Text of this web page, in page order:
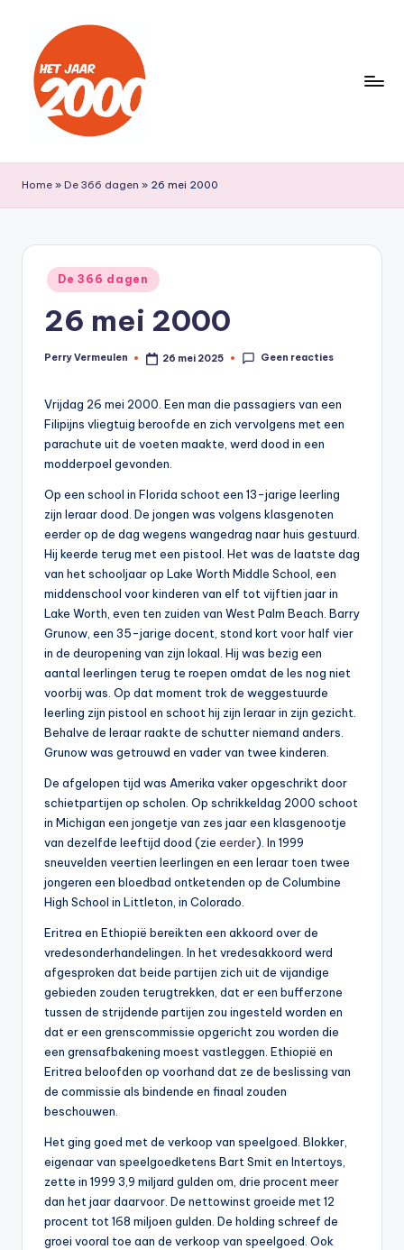
inhoud
e
t
J
0
0
lang
jaar
2000
Home » De 366 dagen » 26 mei 2000
Geplaatst
in
De 366 dagen
26 mei 2000
Geplaatst
Perry Vermeulen 26 mei 2025 Geen reacties
Vrijdag 26 mei 2000. Een man die passagiers van een
Filipijns vliegtuig beroofde en zich vervolgens met een
parachute uit de voeten maakte, werd dood in een
modderpoel gevonden.
Op een school in Florida schoot een 13-jarige leerling
zijn leraar dood. De jongen was volgens klasgenoten
eerder op de dag wegens wangedrag naar huis gestuurd.
Hij keerde terug met een pistool. Het was de laatste dag
van het schooljaar op Lake Worth Middle School, een
middenschool voor kinderen van elf tot vijftien jaar in
Lake Worth, even ten zuiden van West Palm Beach. Barry
Grunow, een 35-jarige docent, stond kort voor half vier
in de deuropening van zijn lokaal. Hij was bezig een
aantal leerlingen terug te roepen omdat de les nog niet
voorbij was. Op dat moment trok de weggestuurde
leerling zijn pistool en schoot hij zijn leraar in zijn gezicht.
Behalve de leraar raakte de schutter niemand anders.
Grunow was getrouwd en vader van twee kinderen.
De afgelopen tijd was Amerika vaker opgeschrikt door
schietpartijen op scholen. Op schrikkeldag 2000 schoot
in Michigan een jongetje van zes jaar een klasgenootje
van dezelfde leeftijd dood (zie eerder). In 1999
sneuvelden veertien leerlingen en een leraar toen twee
jongeren een bloedbad ontketenden op de Columbine
High School in Littleton, in Colorado.
Eritrea en Ethiopië bereikten een akkoord over de
vredesonderhandelingen. In het vredesakkoord werd
afgesproken dat beide partijen zich uit de vijandige
gebieden zouden terugtrekken, dat er een bufferzone
tussen de strijdende partijen zou ingesteld worden en
dat er een grenscommissie opgericht zou worden die
een grensafbakening moest vastleggen. Ethiopië en
Eritrea beloofden op voorhand dat ze de beslissing van
de commissie als bindende en finaal zouden
beschouwen.
Het ging goed met de verkoop van speelgoed. Blokker,
eigenaar van speelgoedketens Bart Smit en Intertoys,
zette in 1999 3,9 miljard gulden om, drie procent meer
dan het jaar daarvoor. De nettowinst groeide met 12
procent tot 168 miljoen gulden. De holding schreef de
groei vooral toe aan de verkoop van speelgoed. Ook